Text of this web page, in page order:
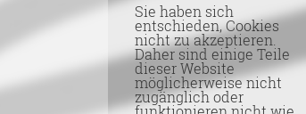
Sie haben sich
entschieden, Cookies
nicht zu akzeptieren.
Daher sind einige Teile
dieser Website
möglicherweise nicht
zugänglich oder